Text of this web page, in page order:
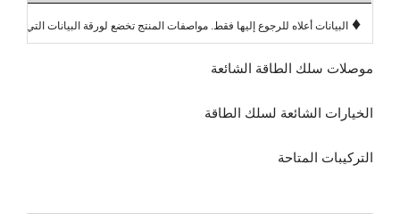
♦ البيانات أعلاه للرجوع إليها فقط. مواصفات المنتج تخضع لورقة البيانات التي
موصلات سلك الطاقة الشائعة
الخيارات الشائعة لسلك الطاقة
التركيبات المتاحة